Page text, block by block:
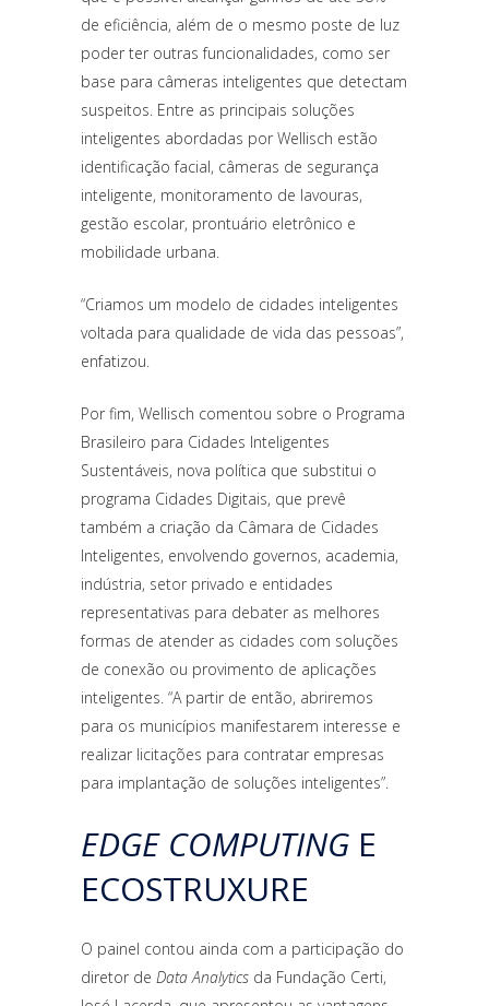
de eficiência, além de o mesmo poste de luz
poder ter outras funcionalidades, como ser
base para câmeras inteligentes que detectam
suspeitos. Entre as principais soluções
inteligentes abordadas por Wellisch estão
identificação facial, câmeras de segurança
inteligente, monitoramento de lavouras,
gestão escolar, prontuário eletrônico e
mobilidade urbana.
“Criamos um modelo de cidades inteligentes
voltada para qualidade de vida das pessoas”,
enfatizou.
Por fim, Wellisch comentou sobre o Programa
Brasileiro para Cidades Inteligentes
Sustentáveis, nova política que substitui o
programa Cidades Digitais, que prevê
também a criação da Câmara de Cidades
Inteligentes, envolvendo governos, academia,
indústria, setor privado e entidades
representativas para debater as melhores
formas de atender as cidades com soluções
de conexão ou provimento de aplicações
inteligentes. “A partir de então, abriremos
para os municípios manifestarem interesse e
realizar licitações para contratar empresas
para implantação de soluções inteligentes”.
EDGE COMPUTING E
ECOSTRUXURE
O painel contou ainda com a participação do
diretor de Data Analytics da Fundação Certi,